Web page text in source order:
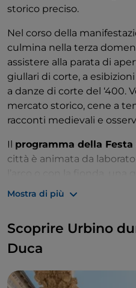
storico preciso.
Nel corso della
culmina nella terza
assistere alla parata di
giullari di corte, a
a danze di corte del ‘400.
mercato storico, cene a
racconti medievali e
Il programma della
città è animata da
delle Aquile, la sfida in
inventato dal Duca stesso.
parata storica finale e
Mostra di più
Scoprire Urbino
Duca